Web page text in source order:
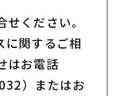
ください。
に関するご相
はお電話
）またはお